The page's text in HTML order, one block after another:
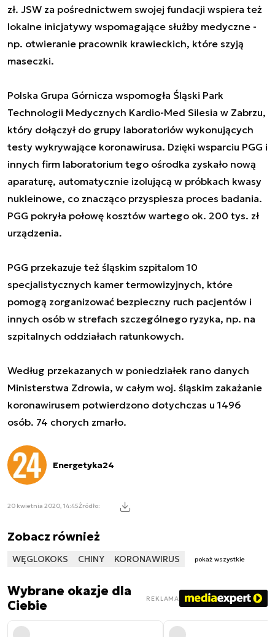
zł. JSW za pośrednictwem swojej fundacji wspiera też
lokalne inicjatywy wspomagające służby medyczne -
np. otwieranie pracownik krawieckich, które szyją
maseczki.
Polska Grupa Górnicza wspomogła Śląski Park
Technologii Medycznych Kardio-Med Silesia w Zabrzu,
który dołączył do grupy laboratoriów wykonujących
testy wykrywające koronawirusa. Dzięki wsparciu PGG i
innych firm laboratorium tego ośrodka zyskało nową
aparaturę, automatycznie izolującą w próbkach kwasy
nukleinowe, co znacząco przyspiesza proces badania.
PGG pokryła połowę kosztów wartego ok. 200 tys. zł
urządzenia.
PGG przekazuje też śląskim szpitalom 10
specjalistycznych kamer termowizyjnych, które
pomogą zorganizować bezpieczny ruch pacjentów i
innych osób w strefach szczególnego ryzyka, np. na
szpitalnych oddziałach ratunkowych.
Według przekazanych w poniedziałek rano danych
Ministerstwa Zdrowia, w całym woj. śląskim zakażanie
koronawirusem potwierdzono dotychczas u 1496
osób. 74 chorych zmarło.
Energetyka24
20 kwietnia 2020, 14:45Źródło:
Zobacz również
WĘGLOKOKS CHINY KORONAWIRUS pokaż wszystkie
Wybrane okazje dla
Ciebie
REKLAMA